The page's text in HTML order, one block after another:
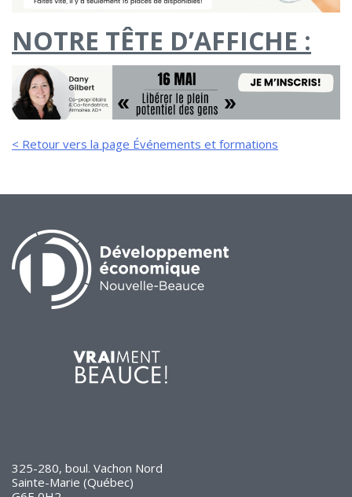
de solidarité
Futurpreneur
Toile entrepreneuriale Nouvelle-
Beauce
Événements et formations
NOTRE TÊTE D’AFFICHE :
< Retour vers la page Événements et formations
325-280, boul. Vachon Nord
Sainte-Marie (Québec)